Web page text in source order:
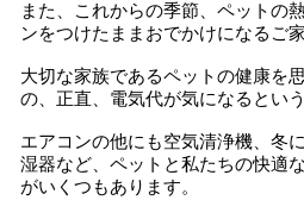
また、これからの季節、ペットの
ンをつけたままおでかけになるご
大切な家族であるペットの健康を
の、正直、電気代が気になるとい
エアコンの他にも空気清浄機、冬
湿器など、ペットと私たちの快適
がいくつもあります。